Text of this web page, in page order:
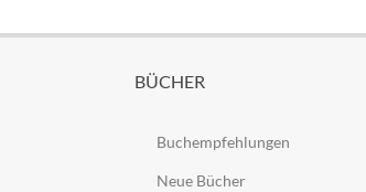
BÜCHER
Buchempfehlungen
Neue Bücher